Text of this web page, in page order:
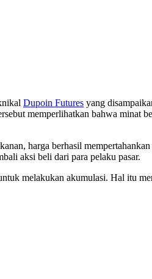
Dupoin Futures yang
memperlihatkan bahwa minat
harga berhasil
aksi beli dari para pelaku pasar.
melakukan akumulasi. Hal itu